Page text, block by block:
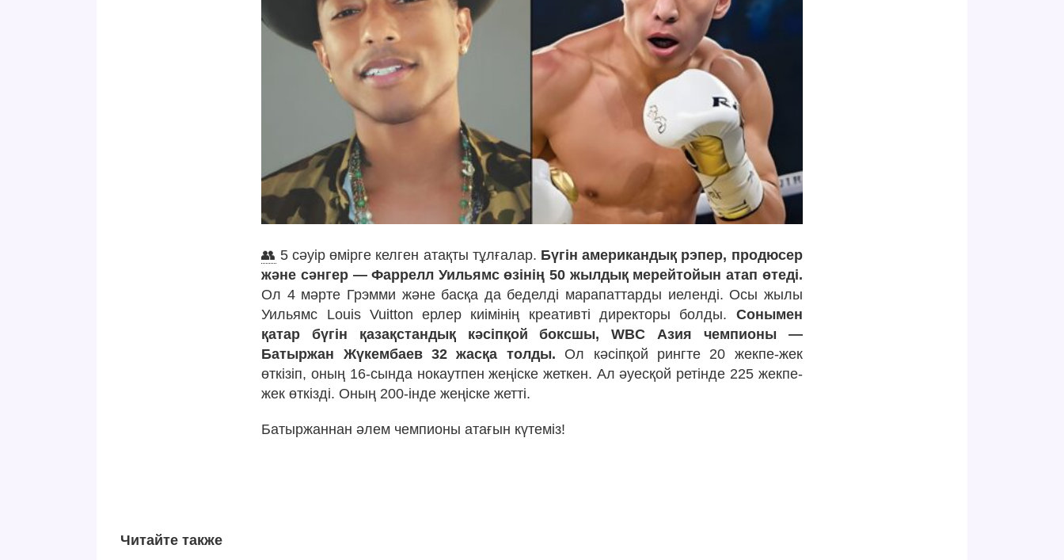
👥 5 сәуір өмірге келген атақты тұлғалар. Бүгін американдық рэпер, продюсер
және сәнгер — Фаррелл Уильямс өзінің 50 жылдық мерейтойын атап өтеді.
Ол 4 мәрте Грэмми және басқа да беделді марапаттарды иеленді. Осы жылы
Уильямс Louis Vuitton ерлер киімінің креативті директоры болды. Сонымен
қатар бүгін қазақстандық кәсіпқой боксшы, WBC Азия чемпионы —
Батыржан Жүкембаев 32 жасқа толды. Ол кәсіпқой рингте 20 жекпе-жек
өткізіп, оның 16-сында нокаутпен жеңіске жеткен. Ал әуесқой ретінде 225 жекпе-
жек өткізді. Оның 200-інде жеңіске жетті.
Батыржаннан әлем чемпионы атағын күтеміз!
Читайте также